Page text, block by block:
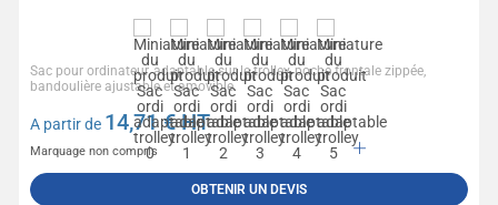
Sac pour ordinateur, adaptable sur le trolley, poche frontale zippée,
bandoulière ajustable et amovible.
A partir de 14,71€ HT
Marquage non compris
OBTENIR UN DEVIS